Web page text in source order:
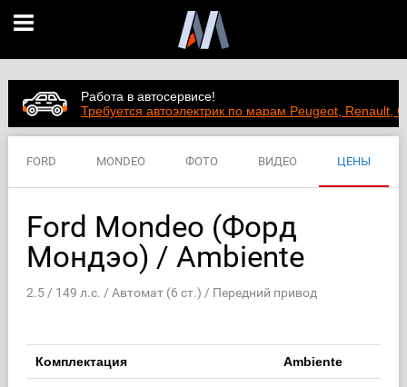
Работа в автосервисе!
Требуется автоэлектрик по марам Peugeot, Renault,
FORD MONDEO ФОТО ВИДЕО ЦЕНЫ
ХАРАКТЕРИСТИКИ
Ford Mondeo (Форд
Мондэо) / Ambiente
2.5 / 149 л.с. / Автомат (6 ст.) / Передний привод
Комплектация Ambiente